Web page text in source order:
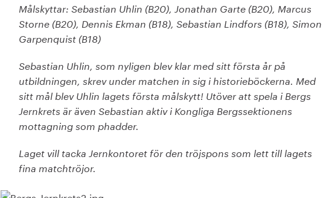
Målskyttar: Sebastian Uhlin (B20), Jonathan Garte (B20), Marcus
Storne (B20), Dennis Ekman (B18), Sebastian Lindfors (B18), Simon
Garpenquist (B18)
Sebastian Uhlin, som nyligen blev klar med sitt första år på
utbildningen, skrev under matchen in sig i historieböckerna. Med
sitt mål blev Uhlin lagets första målskytt! Utöver att spela i Bergs
Jernkrets är även Sebastian aktiv i Kongliga Bergssektionens
mottagning som phadder.
Laget vill tacka Jernkontoret för den tröjspons som lett till lagets
fina matchtröjor.